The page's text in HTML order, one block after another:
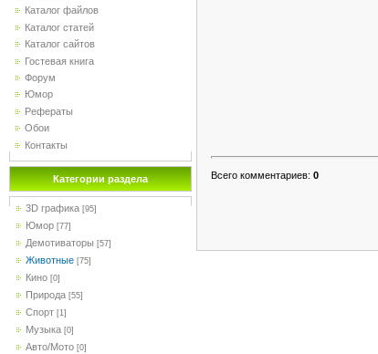
Каталог файлов
Каталог статей
Каталог сайтов
Гостевая книга
Форум
Юмор
Рефераты
Обои
Контакты
Категории раздела
3D графика [95]
Юмор [77]
Демотиваторы [57]
Животные [75]
Кино [0]
Природа [55]
Спорт [1]
Музыка [0]
Авто/Мото [0]
Всего комментариев: 0